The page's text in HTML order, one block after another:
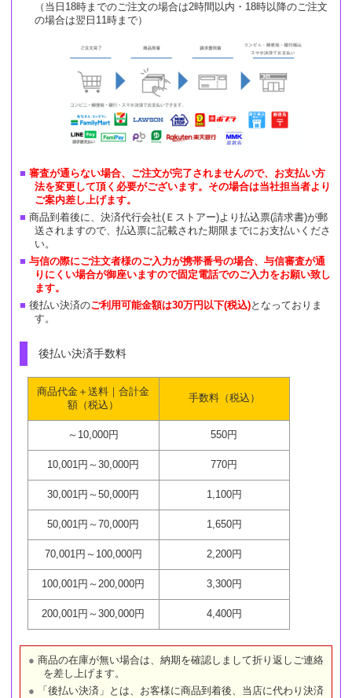
（当日18時までのご注文の場合は2時間以内・18時以降のご注文
の場合は翌日11時まで）
審査が通らない場合、ご注文が完了されませんので、お支払い方
法を変更して頂く必要がございます。その場合は当社担当者より
ご案内差し上げます。
商品到着後に、決済代行会社(Ｅストアー)より払込票(請求書)が郵
送されますので、払込票に記載された期限までにお支払いくださ
い。
与信の際にご注文者様のご入力が携帯番号の場合、与信審査が通
りにくい場合が御座いますので固定電話でのご入力をお願い致し
ます。
後払い決済のご利用可能金額は30万円以下(税込)となっておりま
す。
後払い決済手数料
商品代金＋送料｜合計金
額（税込）
手数料（税込）
～10,000円 550円
10,001円～30,000円 770円
30,001円～50,000円 1,100円
50,001円～70,000円 1,650円
70,001円～100,000円 2,200円
100,001円～200,000円 3,300円
200,001円～300,000円 4,400円
商品の在庫が無い場合は、納期を確認しまして折り返しご連絡
を差し上げます。
「後払い決済」とは、お客様に商品到着後、当店に代わり決済